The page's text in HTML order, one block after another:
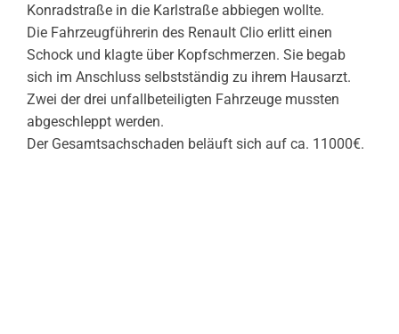
Konradstraße in die Karlstraße abbiegen wollte.
Die Fahrzeugführerin des Renault Clio erlitt einen
Schock und klagte über Kopfschmerzen. Sie begab
sich im Anschluss selbstständig zu ihrem Hausarzt.
Zwei der drei unfallbeteiligten Fahrzeuge mussten
abgeschleppt werden.
Der Gesamtsachschaden beläuft sich auf ca. 11000€.